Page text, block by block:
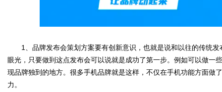
1、品牌发布会策划方案要有创新意识，也就是说和以往的传统发
眼光，只要做到这点发布会可以说就是成功了第一步。例如可以做一
现品牌独到的地方。很多手机品牌就是这样，不仅在手机功能方面做
力。